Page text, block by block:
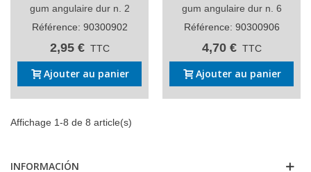
gum angulaire dur n. 2
Référence: 90300902
2,95 € TTC
Ajouter au panier
gum angulaire dur n. 6
Référence: 90300906
4,70 € TTC
Ajouter au panier
Affichage 1-8 de 8 article(s)
INFORMACIÓN